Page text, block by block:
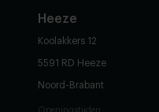
Heeze
Koolakkers 12
5591 RD Heeze
Noord-Brabant